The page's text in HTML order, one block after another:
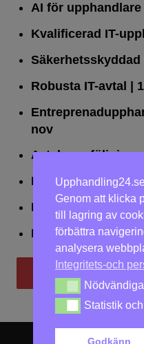
AI för upphandlare
Kvalificerad IT-
Robusta IT-avtal |
nov
Avtalsuppföljning
Leda
Dialogförfaranden
LOU på två dagar|
Till
Genom att klicka
till lagring av
förbättra
analysera
Integritets-och
Nödvändiga
Nödvändiga
Statistik och
Statistik
Godkänn